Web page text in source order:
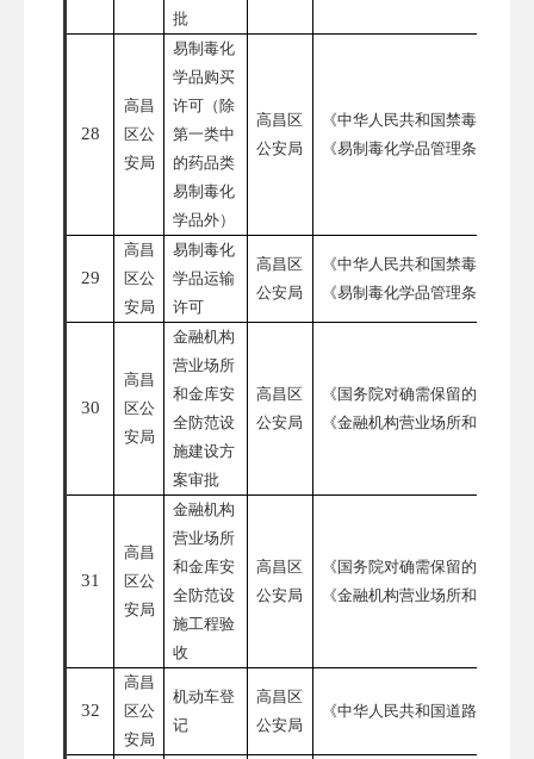
批
28
高昌
区公
安局
易制毒化
学品购买
许可（除
第一类中
的药品类
易制毒化
学品外）
高昌区
公安局
《中华人民共和国禁毒法》
《易制毒化学品管理条例》
29
高昌
区公
安局
易制毒化
学品运输
许可
高昌区
公安局
《中华人民共和国禁毒法》
《易制毒化学品管理条例》
30
高昌
区公
安局
金融机构
营业场所
和金库安
全防范设
施建设方
案审批
高昌区
公安局
《国务院对确需保留的行政
《金融机构营业场所和金库
31
高昌
区公
安局
金融机构
营业场所
和金库安
全防范设
施工程验
收
高昌区
公安局
《国务院对确需保留的行政
《金融机构营业场所和金库
32
高昌
区公
安局
机动车登
记
高昌区
公安局
《中华人民共和国道路交通安